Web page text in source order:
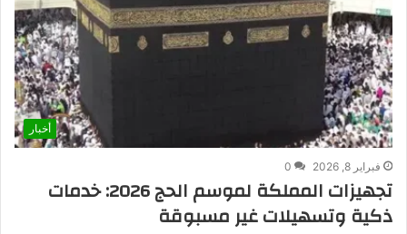
أخبار
فبراير 8, 2026 0
تجهيزات المملكة لموسم الحج 2026: خدمات
ذكية وتسهيلات غير مسبوقة